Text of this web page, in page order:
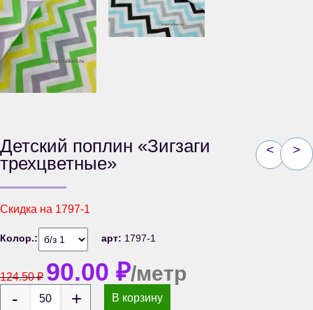
< >
Детский поплин «Зигзаги
трехцветные»
Скидка на 1797-1
Колор.: арт: 1797-1
124.50₽ 90.00 ₽/метр
В корзину